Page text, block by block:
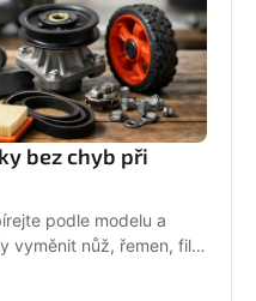
bez chyb při
podle modelu a
vyměnit nůž, řemen, filtr